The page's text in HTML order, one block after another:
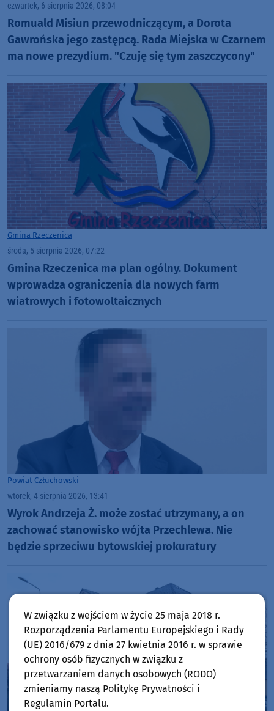
czwartek, 6 sierpnia 2026, 08:04
Romuald Misiun przewodniczącym, a Dorota
Gawrońska jego zastępcą. Rada Miejska w Czarnem
ma nowe prezydium. "Czuję się tym zaszczycony"
Gmina Rzeczenica
środa, 5 sierpnia 2026, 07:22
Gmina Rzeczenica ma plan ogólny. Dokument
wprowadza ograniczenia dla nowych farm
wiatrowych i fotowoltaicznych
Powiat Człuchowski
wtorek, 4 sierpnia 2026, 13:41
Wyrok Andrzeja Ż. może zostać utrzymany, a on
zachować stanowisko wójta Przechlewa. Nie
będzie sprzeciwu bytowskiej prokuratury
W związku z wejściem w życie 25 maja 2018 r.
Rozporządzenia Parlamentu Europejskiego i Rady
(UE) 2016/679 z dnia 27 kwietnia 2016 r. w sprawie
ochrony osób fizycznych w związku z
przetwarzaniem danych osobowych (RODO)
zmieniamy naszą Politykę Prywatności i
Regulamin Portalu.